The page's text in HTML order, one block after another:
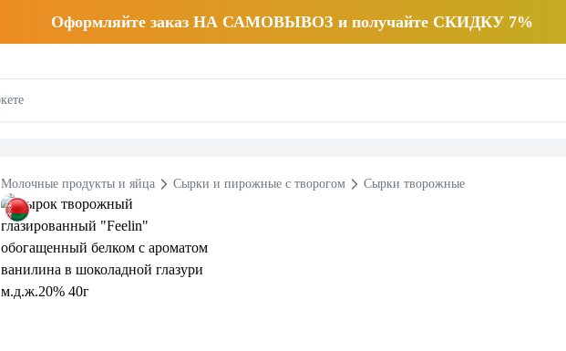
Оформляйте заказ НА САМОВЫВОЗ и получайте СКИДКУ 7%
Молочные продукты и яйца Сырки и пирожные с творогом Сырки творожные